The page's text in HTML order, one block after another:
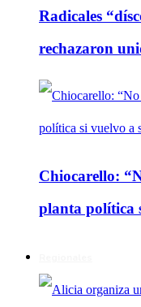
Radicales
rechazaron
Chiocarello:
planta política